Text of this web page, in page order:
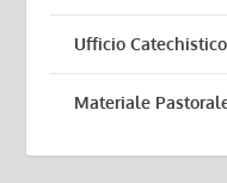
Ufficio
Materiale